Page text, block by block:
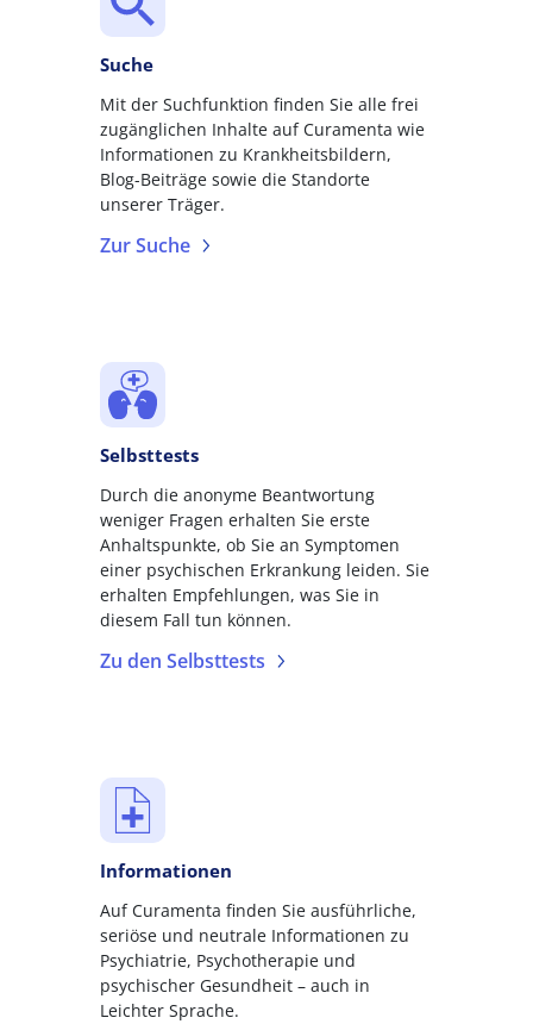
Suche
Mit der Suchfunktion finden Sie alle frei
zugänglichen Inhalte auf Curamenta wie
Informationen zu Krankheitsbildern,
Blog-Beiträge sowie die Standorte
unserer Träger.
Zur Suche
Selbsttests
Durch die anonyme Beantwortung
weniger Fragen erhalten Sie erste
Anhaltspunkte, ob Sie an Symptomen
einer psychischen Erkrankung leiden. Sie
erhalten Empfehlungen, was Sie in
diesem Fall tun können.
Zu den Selbsttests
Informationen
Auf Curamenta finden Sie ausführliche,
seriöse und neutrale Informationen zu
Psychiatrie, Psychotherapie und
psychischer Gesundheit – auch in
Leichter Sprache.